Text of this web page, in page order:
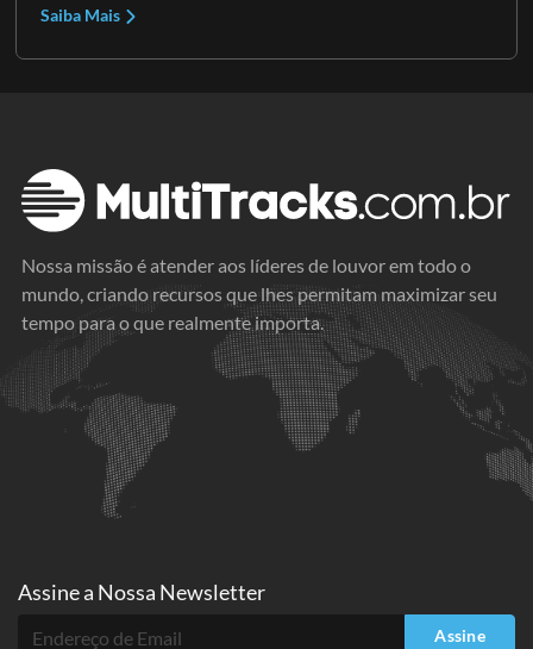
Saiba Mais
Nossa missão é atender aos líderes de louvor em todo o
mundo, criando recursos que lhes permitam maximizar seu
tempo para o que realmente importa.
Assine a Nossa Newsletter
Assine